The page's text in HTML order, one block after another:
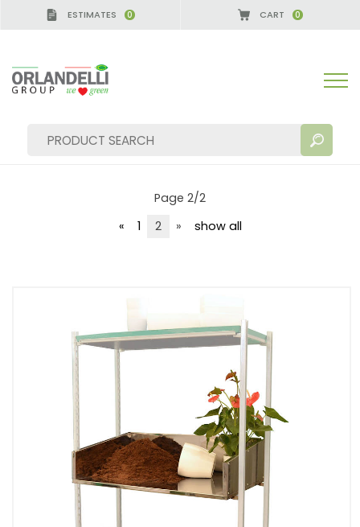
ESTIMATES 0 CART 0
MORE RESULTS FOR YOU:
SOLUTIONS FOR CARTS
Page 2/2
«
1 2 » show all